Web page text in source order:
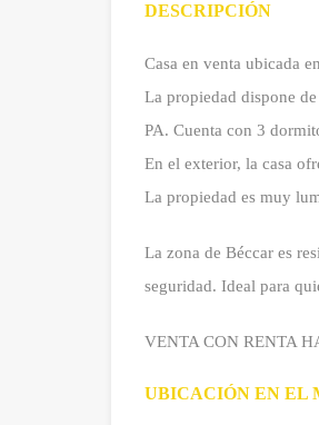
DESCRIPCIÓN
Casa en venta ubicada
La propiedad dispone
PA. Cuenta con 3
En el exterior, la casa
La propiedad es muy
La zona de Béccar es
seguridad. Ideal para
VENTA CON RENTA
UBICACIÓN EN EL